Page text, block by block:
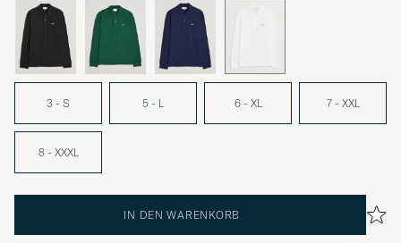
3 - S 5 - L 6 - XL 7 - XXL
8 - XXXL
IN DEN WARENKORB